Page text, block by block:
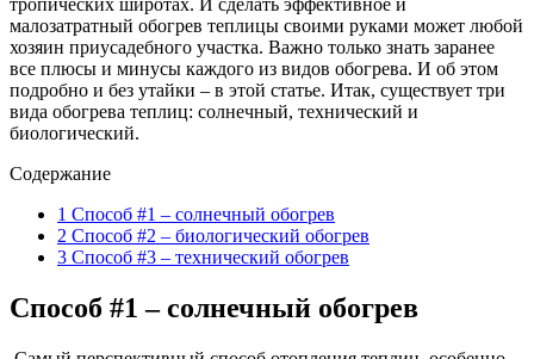
малозатратный обогрев теплицы своими руками может любой
хозяин приусадебного участка. Важно только знать заранее
все плюсы и минусы каждого из видов обогрева. И об этом
подробно и без утайки – в этой статье. Итак, существует три
вида обогрева теплиц: солнечный, технический и
биологический.
Содержание
1 Способ #1 – солнечный обогрев
2 Способ #2 – биологический обогрев
3 Способ #3 – технический обогрев
Способ #1 – солнечный обогрев